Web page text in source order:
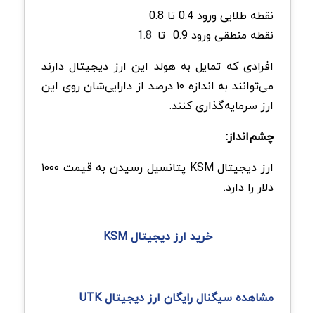
نقطه طلایی ورود 0.4 تا 0.8
نقطه منطقی ورود 0.9
تا 1.8
افرادی که تمایل به هولد این ارز دیجیتال دارند
می‌توانند به اندازه ۱۰ درصد از دارایی‌شان روی این
ارز سرمایه‌گذاری کنند.
چشم‌انداز:
ارز دیجیتال KSM پتانسیل رسیدن به قیمت ۱۰۰۰
دلار را دارد.
خرید ارز دیجیتال KSM
مشاهده سیگنال رایگان ارز دیجیتال UTK